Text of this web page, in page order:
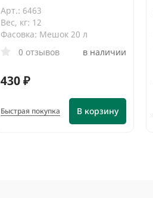
Арт.: 6463
Вес, кг: 12
Фасовка: Мешок 20 л
0 отзывов
в наличии
430 ₽
В корзину
Быстрая покупка